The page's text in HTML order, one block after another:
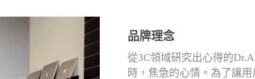
品牌理念
從3C領域研究出心得的
時，焦急的心情。為了讓